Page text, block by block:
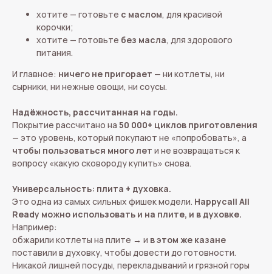
хотите — готовьте с маслом, для красивой
корочки;
хотите — готовьте без масла, для здорового
питания.
И главное: ничего не пригорает — ни котлеты, ни
сырники, ни нежные овощи, ни соусы.
Надёжность, рассчитанная на годы.
Покрытие рассчитано на 50 000+ циклов приготовления
— это уровень, который покупают не «попробовать», а
чтобы пользоваться много лет и не возвращаться к
вопросу «какую сковороду купить» снова.
Универсальность: плита + духовка.
Это одна из самых сильных фишек модели. Happycall All
Ready можно использовать и на плите, и в духовке.
Например:
обжарили котлеты на плите → и в этом же казане
поставили в духовку, чтобы довести до готовности.
Никакой лишней посуды, перекладываний и грязной горы